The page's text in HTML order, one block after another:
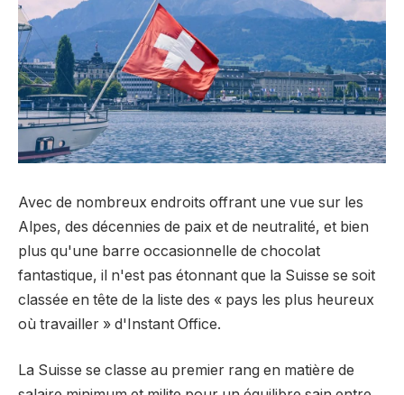
Avec de nombreux endroits offrant une vue sur les
Alpes, des décennies de paix et de neutralité, et bien
plus qu'une barre occasionnelle de chocolat
fantastique, il n'est pas étonnant que la Suisse se soit
classée en tête de la liste des « pays les plus heureux
où travailler » d'Instant Office.
La Suisse se classe au premier rang en matière de